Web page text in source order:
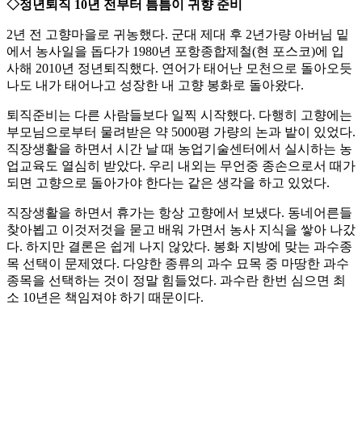
◇정년퇴직 10년 전부터 틈틈이 귀향 준비
2년 전 고향마을로 귀농했다. 군대 제대 후 2년가량 아버님 밑
에서 농사일을 돕다가 1980년 포항종합제철(현 포스코)에 입
사해 2010년 정년퇴직했다. 연어가 태어난 모천으로 돌아오듯
나도 내가 태어나고 성장한 내 고향 봉화로 돌아왔다.
퇴직준비는 다른 사람들보다 일찍 시작했다. 다행히 고향에는
부모님으로부터 물려받은 약 5000평 가량의 논과 밭이 있었다.
직장생활을 하면서 시간 날 때 농업기술센터에서 실시하는 농
업교육도 열심히 받았다. 우리 내외는 무언중 종손으로서 때가
되면 고향으로 돌아가야 한다는 같은 생각을 하고 있었다.
직장생활을 하면서 휴가는 항상 고향에서 보냈다. 동네어른들
찾아뵙고 이것저것을 묻고 배워 가면서 농사 지식을 쌓아 나갔
다. 하지만 결론은 쉽게 나지 않았다. 봉화 지방에 맞는 과수종
목 선택이 문제였다. 다양한 종류의 과수 묘목 중 마땅한 과수
종목을 선택하는 것이 정말 힘들었다. 과수란 한번 심으면 최
소 10년은 책임져야 하기 때문이다.